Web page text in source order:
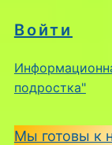
Войти
подростка"
Мы готовы к